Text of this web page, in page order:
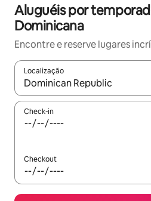
Aluguéis por
Dominicana
Encontre e reserve lugares
Localização
Quando os resultados
Check-in
Checkout